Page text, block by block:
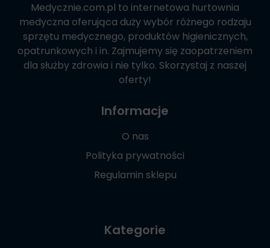
Medycznie.com.pl to internetowa hurtownia
medyczna oferująca duży wybór różnego rodzaju
sprzętu medycznego, produktów higienicznych,
opatrunkowych i in. Zajmujemy się zaopatrzeniem
dla służby zdrowia i nie tylko. Skorzystaj z naszej
oferty!
Informacje
O nas
Polityka prywatności
Regulamin sklepu
Kategorie